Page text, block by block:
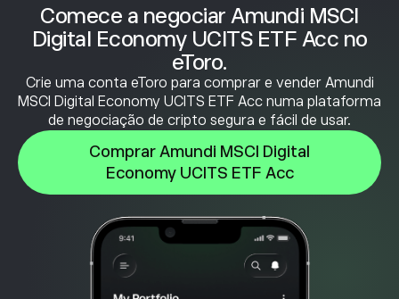
Comece a negociar Amundi MSCI
Digital Economy UCITS ETF Acc no
eToro.
Crie uma conta eToro para comprar e vender Amundi
MSCI Digital Economy UCITS ETF Acc numa plataforma
de negociação de cripto segura e fácil de usar.
Comprar Amundi MSCI Digital
Economy UCITS ETF Acc